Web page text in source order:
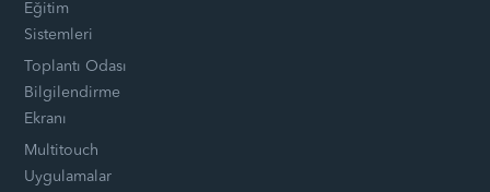
Eğitim
Sistemleri
Toplantı Odası
Bilgilendirme
Ekranı
Multitouch
Uygulamalar